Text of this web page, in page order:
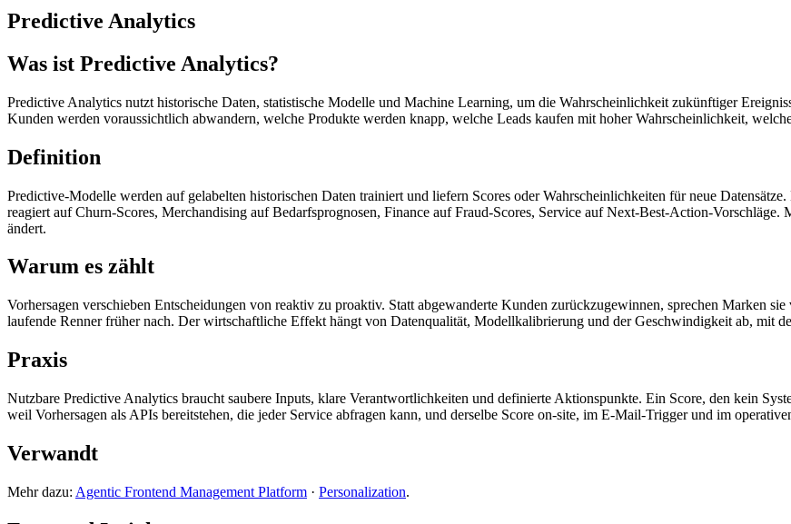
Predictive Analytics
Was ist Predictive Analytics?
Predictive Analytics nutzt historische Daten, statistische Modelle und Machine Learning, um die Wahrscheinlichkeit zukünftiger
Kunden werden voraussichtlich abwandern, welche Produkte werden knapp, welche Leads kaufen mit hoher Wahrscheinlichkeit,
Definition
Predictive-Modelle werden auf gelabelten historischen Daten trainiert und liefern Scores oder Wahrscheinlichkeiten für neue
reagiert auf Churn-Scores, Merchandising auf Bedarfsprognosen, Finance auf Fraud-Scores, Service auf Next-Best-Action-
ändert.
Warum es zählt
Vorhersagen verschieben Entscheidungen von reaktiv zu proaktiv. Statt abgewanderte Kunden zurückzugewinnen, sprechen Marken
laufende Renner früher nach. Der wirtschaftliche Effekt hängt von Datenqualität, Modellkalibrierung und der Geschwindigkeit ab, mit
Praxis
Nutzbare Predictive Analytics braucht saubere Inputs, klare Verantwortlichkeiten und definierte Aktionspunkte. Ein Score, den kein
weil Vorhersagen als APIs bereitstehen, die jeder Service abfragen kann, und derselbe Score on-site, im E-Mail-Trigger und im
Verwandt
Mehr dazu: Agentic Frontend Management Platform · Personalization.